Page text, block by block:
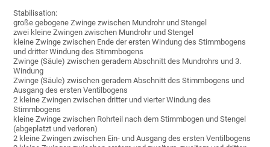
Stabilisation:
große gebogene Zwinge zwischen Mundrohr und Stengel
zwei kleine Zwingen zwischen Mundrohr und Stengel
kleine Zwinge zwischen Ende der ersten Windung des Stimmbogens
und dritter Windung des Stimmbogens
Zwinge (Säule) zwischen geradem Abschnitt des Mundrohrs und 3.
Windung
Zwinge (Säule) zwischen geradem Abschnitt des Stimmbogens und
Ausgang des ersten Ventilbogens
2 kleine Zwingen zwischen dritter und vierter Windung des
Stimmbogens
kleine Zwinge zwischen Rohrteil nach dem Stimmbogen und Stengel
(abgeplatzt und verloren)
2 kleine Zwingen zwischen Ein- und Ausgang des ersten Ventilbogens